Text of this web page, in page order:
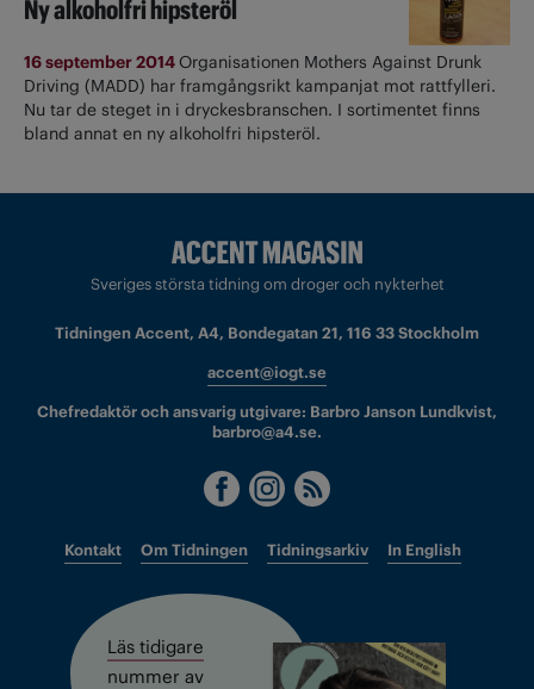
Ny alkoholfri hipsteröl
16 september 2014 Organisationen Mothers Against Drunk
Driving (MADD) har framgångsrikt kampanjat mot rattfylleri.
Nu tar de steget in i dryckesbranschen. I sortimentet finns
bland annat en ny alkoholfri hipsteröl.
Sveriges största tidning om droger och nykterhet
Tidningen Accent, A4, Bondegatan 21, 116 33 Stockholm
accent@iogt.se
Chefredaktör och ansvarig utgivare: Barbro Janson Lundkvist,
barbro@a4.se.
Kontakt Om Tidningen Tidningsarkiv In English
Läs tidigare
nummer av